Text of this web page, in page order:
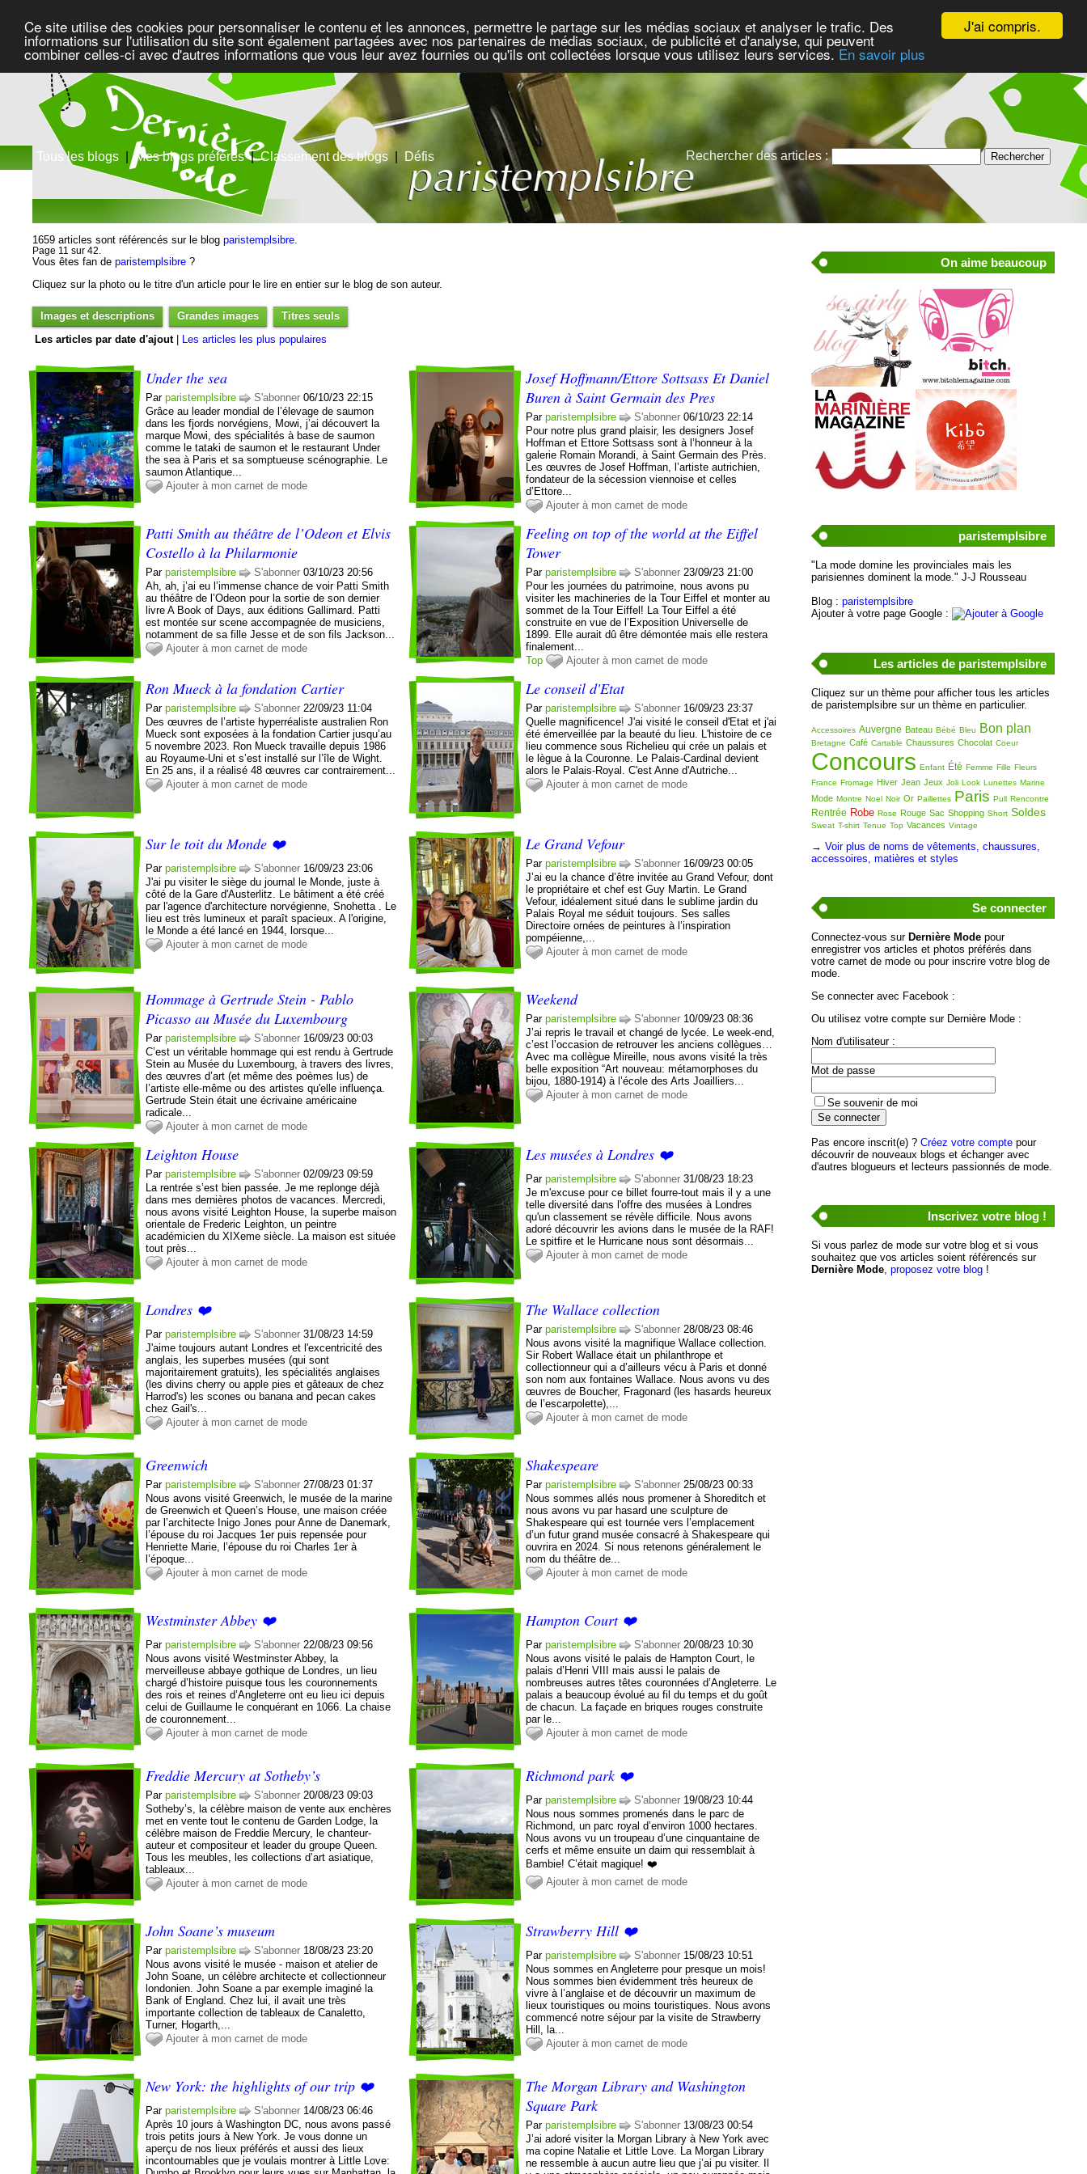
J'ai compris.
Ce site utilise des cookies pour personnaliser le contenu et les annonces, permettre le partage sur les médias sociaux et analyser le trafic. Des
informations sur l'utilisation du site sont également partagées avec nos partenaires de médias sociaux, de publicité et d'analyse, qui peuvent
combiner celles-ci avec d'autres informations que vous leur avez fournies ou qu'ils ont collectées lorsque vous utilisez leurs services. En savoir plus
Tous les blogs | Mes blogs préférés|Classement des blogs| Défis Rechercher des articles :
1659 articles sont référencés sur le blogparistemplsibre
Page 11 sur 42.
Vous êtes fan deparistemplsibre ?
Cliquez sur la photo ou le titre d'un article pour le lire en entier sur le blog de son auteur.
Images et descriptions Grandes images
Titres seuls
Les articles par date d'ajout| Les articles les plus populaires
Under the sea
Parparistemplsibre S'abonner 06/10/23 22:15
Grâce au leader mondial de l’élevage de saumon
dans les fjords norvégiens, Mowi, j’ai découvert la
marque Mowi, des spécialités à base de saumon
comme le tataki de saumon et le restaurant Under
the sea à Paris et sa somptueuse scénographie. Le
saumon Atlantique...
Ajouter à mon carnet de mode
Josef Hoffmann/Ettore Sottsass Et Daniel
Buren à Saint Germain des Pres
Parparistemplsibre S'abonner 06/10/23 22:14
Pour notre plus grand plaisir, les designers Josef
Hoffman et Ettore Sottsass sont à l’honneur à la
galerie Romain Morandi, à Saint Germain des Près.
Les œuvres de Josef Hoffman, l’artiste autrichien,
fondateur de la sécession viennoise et celles
d’Ettore...
Ajouter à mon carnet de mode
Patti Smith au théâtre de l’Odeon et Elvis
Costello à la Philarmonie
Parparistemplsibre S'abonner 03/10/23 20:56
Ah, ah, j’ai eu l’immense chance de voir Patti Smith
au théâtre de l’Odeon pour la sortie de son dernier
livre A Book of Days, aux éditions Gallimard. Patti
est montée sur scene accompagnée de musiciens,
notamment de sa fille Jesse et de son fils Jackson...
Ajouter à mon carnet de mode
Feeling on top of the world at the Eiffel
Tower
Parparistemplsibre S'abonner 23/09/23 21:00
Pour les journées du patrimoine, nous avons pu
visiter les machineries de la Tour Eiffel et monter au
sommet de la Tour Eiffel! La Tour Eiffel a été
construite en vue de l’Exposition Universelle de
1899. Elle aurait dû être démontée mais elle restera
finalement...
Top
Ajouter à mon carnet de mode
Ron Mueck à la fondation Cartier
Parparistemplsibre S'abonner 22/09/23 11:04
Des œuvres de l’artiste hyperréaliste australien Ron
Mueck sont exposées à la fondation Cartier jusqu’au
5 novembre 2023. Ron Mueck travaille depuis 1986
au Royaume-Uni et s’est installé sur l’île de Wight.
En 25 ans, il a réalisé 48 œuvres car contrairement...
Ajouter à mon carnet de mode
Le conseil d'Etat
Parparistemplsibre S'abonner 16/09/23 23:37
Quelle magnificence! J'ai visité le conseil d'Etat et j'ai
été émerveillée par la beauté du lieu. L'histoire de ce
lieu commence sous Richelieu qui crée un palais et
le lègue à la Couronne. Le Palais-Cardinal devient
alors le Palais-Royal. C'est Anne d'Autriche...
Ajouter à mon carnet de mode
Sur le toit du Monde ❤️
Parparistemplsibre S'abonner 16/09/23 23:06
J'ai pu visiter le siège du journal le Monde, juste à
côté de la Gare d'Austerlitz. Le bâtiment a été créé
par l'agence d'architecture norvégienne, Snohetta . Le
lieu est très lumineux et paraît spacieux. A l'origine,
le Monde a été lancé en 1944, lorsque...
Ajouter à mon carnet de mode
Le Grand Vefour
Parparistemplsibre S'abonner 16/09/23 00:05
J’ai eu la chance d’être invitée au Grand Vefour, dont
le propriétaire et chef est Guy Martin. Le Grand
Vefour, idéalement situé dans le sublime jardin du
Palais Royal me séduit toujours. Ses salles
Directoire ornées de peintures à l’inspiration
pompéienne,...
Ajouter à mon carnet de mode
Hommage à Gertrude Stein - Pablo
Picasso au Musée du Luxembourg
Parparistemplsibre S'abonner 16/09/23 00:03
C’est un véritable hommage qui est rendu à Gertrude
Stein au Musée du Luxembourg, à travers des livres,
des œuvres d’art (et même des poèmes lus) de
l’artiste elle-même ou des artistes qu'elle influença.
Gertrude Stein était une écrivaine américaine
radicale...
Ajouter à mon carnet de mode
Weekend
Parparistemplsibre S'abonner 10/09/23 08:36
J’ai repris le travail et changé de lycée. Le week-end,
c’est l’occasion de retrouver les anciens collègues…
Avec ma collègue Mireille, nous avons visité la très
belle exposition “Art nouveau: métamorphoses du
bijou, 1880-1914) à l’école des Arts Joailliers...
Ajouter à mon carnet de mode
Leighton House
Parparistemplsibre S'abonner 02/09/23 09:59
La rentrée s’est bien passée. Je me replonge déjà
dans mes dernières photos de vacances. Mercredi,
nous avons visité Leighton House, la superbe maison
orientale de Frederic Leighton, un peintre
académicien du XIXeme siècle. La maison est située
tout près...
Ajouter à mon carnet de mode
Les musées à Londres ❤️
Parparistemplsibre S'abonner 31/08/23 18:23
Je m'excuse pour ce billet fourre-tout mais il y a une
telle diversité dans l'offre des musées à Londres
qu'un classement se révèle difficile. Nous avons
adoré découvrir les avions dans le musée de la RAF!
Le spitfire et le Hurricane nous sont désormais...
Ajouter à mon carnet de mode
Londres ❤️
Parparistemplsibre S'abonner 31/08/23 14:59
J'aime toujours autant Londres et l'excentricité des
anglais, les superbes musées (qui sont
majoritairement gratuits), les spécialités anglaises
(les divins cherry ou apple pies et gâteaux de chez
Harrod's) les scones ou banana and pecan cakes
chez Gail's...
Ajouter à mon carnet de mode
The Wallace collection
Parparistemplsibre S'abonner 28/08/23 08:46
Nous avons visité la magnifique Wallace collection.
Sir Robert Wallace était un philanthrope et
collectionneur qui a d’ailleurs vécu à Paris et donné
son nom aux fontaines Wallace. Nous avons vu des
œuvres de Boucher, Fragonard (les hasards heureux
de l’escarpolette),...
Ajouter à mon carnet de mode
Greenwich
Parparistemplsibre S'abonner 27/08/23 01:37
Nous avons visité Greenwich, le musée de la marine
de Greenwich et Queen’s House, une maison créée
par l’architecte Inigo Jones pour Anne de Danemark,
l’épouse du roi Jacques 1er puis repensée pour
Henriette Marie, l’épouse du roi Charles 1er à
l’époque...
Ajouter à mon carnet de mode
Shakespeare
Parparistemplsibre S'abonner 25/08/23 00:33
Nous sommes allés nous promener à Shoreditch et
nous avons vu par hasard une sculpture de
Shakespeare qui est tournée vers l’emplacement
d’un futur grand musée consacré à Shakespeare qui
ouvrira en 2024. Si nous retenons généralement le
nom du théâtre de...
Ajouter à mon carnet de mode
Westminster Abbey ❤️
Parparistemplsibre S'abonner 22/08/23 09:56
Nous avons visité Westminster Abbey, la
merveilleuse abbaye gothique de Londres, un lieu
chargé d’histoire puisque tous les couronnements
des rois et reines d’Angleterre ont eu lieu ici depuis
celui de Guillaume le conquérant en 1066. La chaise
de couronnement...
Ajouter à mon carnet de mode
Hampton Court ❤️
Parparistemplsibre S'abonner 20/08/23 10:30
Nous avons visité le palais de Hampton Court, le
palais d’Henri VIII mais aussi le palais de
nombreuses autres têtes couronnées d’Angleterre. Le
palais a beaucoup évolué au fil du temps et du goût
de chacun. La façade en briques rouges construite
par le...
Ajouter à mon carnet de mode
Freddie Mercury at Sotheby’s
Parparistemplsibre S'abonner 20/08/23 09:03
Sotheby’s, la célèbre maison de vente aux enchères
met en vente tout le contenu de Garden Lodge, la
célèbre maison de Freddie Mercury, le chanteur-
auteur et compositeur et leader du groupe Queen.
Tous les meubles, les collections d’art asiatique,
tableaux...
Ajouter à mon carnet de mode
Richmond park ❤️
Parparistemplsibre S'abonner 19/08/23 10:44
Nous nous sommes promenés dans le parc de
Richmond, un parc royal d’environ 1000 hectares.
Nous avons vu un troupeau d’une cinquantaine de
cerfs et même ensuite un daim qui ressemblait à
Bambie! C’était magique! ❤️
Ajouter à mon carnet de mode
John Soane’s museum
Parparistemplsibre S'abonner 18/08/23 23:20
Nous avons visité le musée - maison et atelier de
John Soane, un célèbre architecte et collectionneur
londonien. John Soane a par exemple imaginé la
Bank of England. Chez lui, il avait une très
importante collection de tableaux de Canaletto,
Turner, Hogarth,...
Ajouter à mon carnet de mode
Strawberry Hill ❤️
Parparistemplsibre S'abonner 15/08/23 10:51
Nous sommes en Angleterre pour presque un mois!
Nous sommes bien évidemment très heureux de
vivre à l’anglaise et de découvrir un maximum de
lieux touristiques ou moins touristiques. Nous avons
commencé notre séjour par la visite de Strawberry
Hill, la...
Ajouter à mon carnet de mode
New York: the highlights of our trip ❤️
Parparistemplsibre S'abonner 14/08/23 06:46
Après 10 jours à Washington DC, nous avons passé
trois petits jours à New York. Je vous donne un
aperçu de nos lieux préférés et aussi des lieux
incontournables que je voulais montrer à Little Love:
The Morgan Library and Washington
Square Park
Parparistemplsibre S'abonner 13/08/23 00:54
J’ai adoré visiter la Morgan Library à New York avec
ma copine Natalie et Little Love. La Morgan Library
ne ressemble à aucun autre lieu que j’ai pu visiter. Il
On aime beaucoup
paristemplsibre
"La mode domine les provinciales mais les
parisiennes dominent la mode." J-J Rousseau
Blog : paristemplsibre
Ajouter à votre page Google :
Les articles de paristemplsibre
Cliquez sur un thème pour afficher tous les articles
de paristemplsibre sur un thème en particulier.
Accessoires Auvergne Bateau Bébé Bleu Bon plan
Bretagne Café Cartable Chaussures Chocolat Coeur
Concours Enfant Été Femme Fille Fleurs
France Fromage Hiver Jean Jeux Joli Look Lunettes Marine
Mode Montre Noel Noir Or Paillettes Paris Pull Rencontre
Rentrée Robe Rose Rouge Sac Shopping Short Soldes
Sweat T-shirt Tenue Top Vacances Vintage
→ Voir plus de noms de vêtements, chaussures,
accessoires, matières et styles
Se connecter
Connectez-vous sur Dernière Modepour
enregistrer vos articles et photos préférés dans
votre carnet de mode ou pour inscrire votre blog de
mode.
Se connecter avec Facebook :
Ou utilisez votre compte sur Dernière Mode :
Nom d'utilisateur :
Mot de passe
Se souvenir de moi
Pas encore inscrit(e) ? Créez votre comptepour
découvrir de nouveaux blogs et échanger avec
d'autres blogueurs et lecteurs passionnés de mode.
Inscrivez votre blog !
Si vous parlez de mode sur votre blog et si vous
souhaitez que vos articles soient référencés sur
Dernière Mode, proposez votre blog!